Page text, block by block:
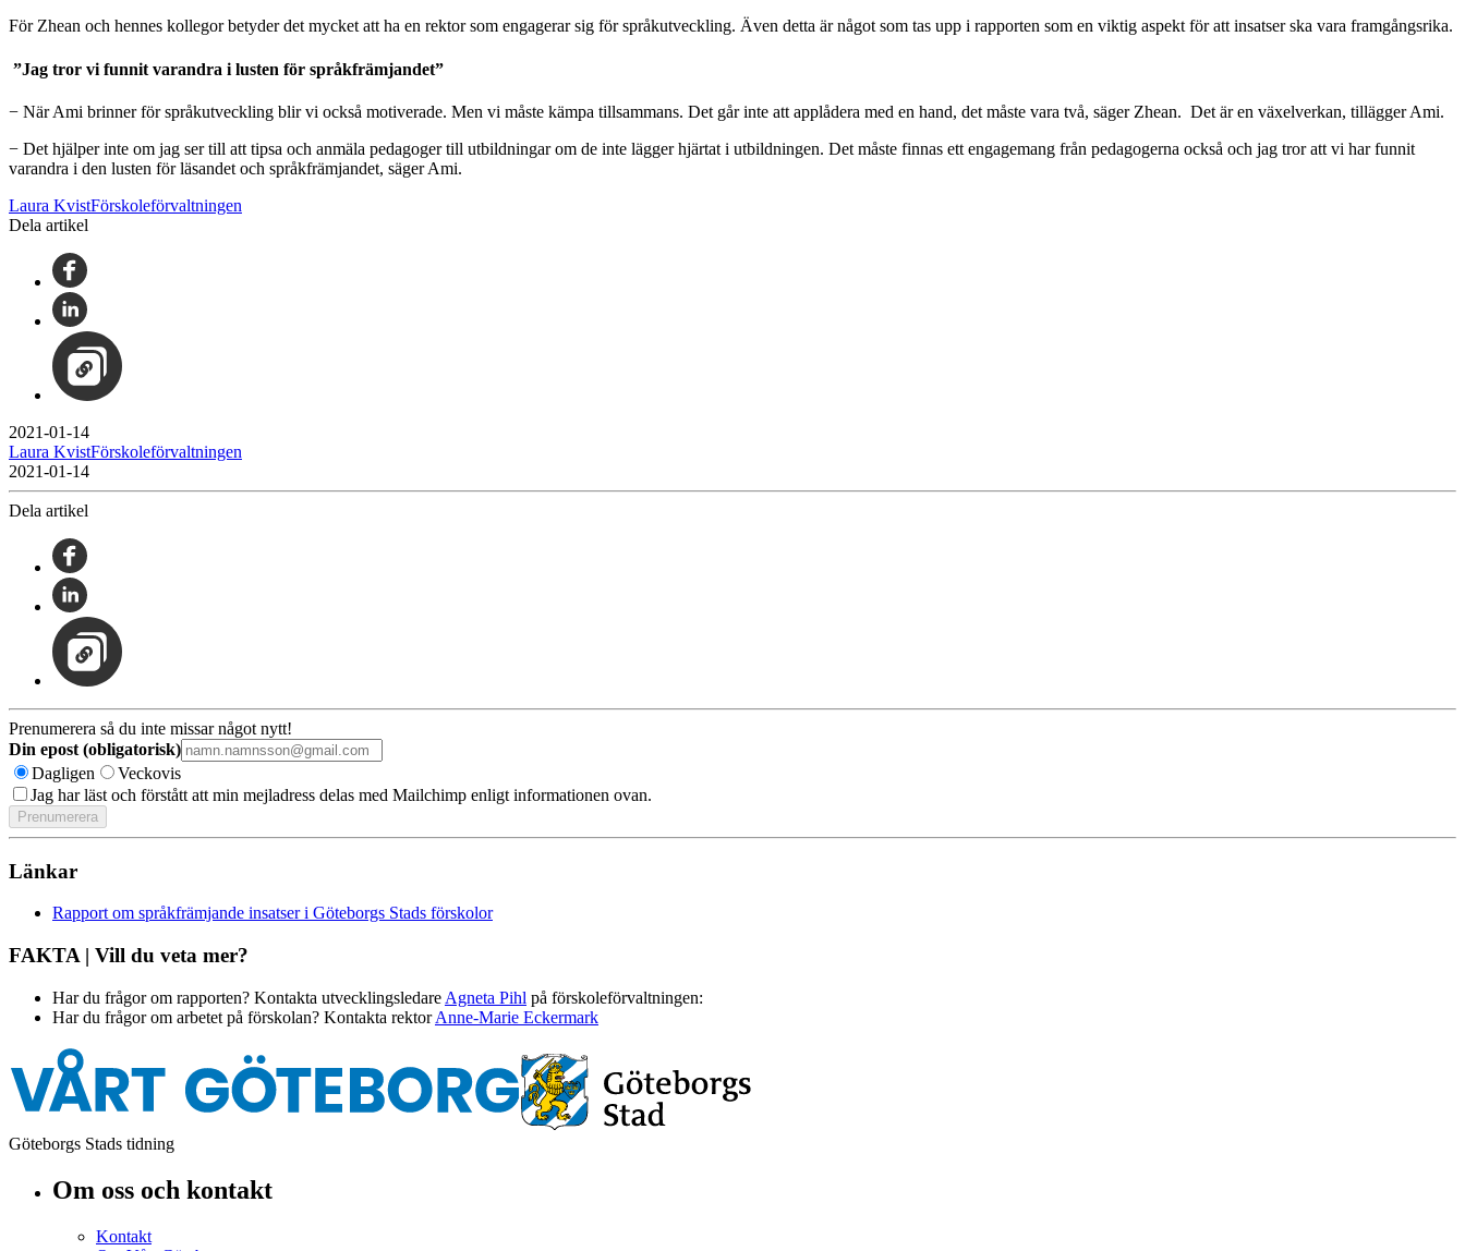
För Zhean och hennes kollegor betyder det mycket att ha en rektor som engagerar sig för språkutveckling. Även detta är något som tas upp i rapporten som en viktig aspekt för att insatser ska vara framgångsrika.
”Jag tror vi funnit varandra i lusten för språkfrämjandet”
− När Ami brinner för språkutveckling blir vi också motiverade. Men vi måste kämpa tillsammans. Det går inte att applådera med en hand, det måste vara två, säger Zhean. Det är en växelverkan, tillägger Ami.
− Det hjälper inte om jag ser till att tipsa och anmäla pedagoger till utbildningar om de inte lägger hjärtat i utbildningen. Det måste finnas ett engagemang från pedagogerna också och jag tror att vi har funnit
varandra i den lusten för läsandet och språkfrämjandet, säger Ami.
Laura KvistFörskoleförvaltningen
Dela artikel
2021-01-14
Laura KvistFörskoleförvaltningen
2021-01-14
Dela artikel
Prenumerera så du inte missar något nytt!
Din epost (obligatorisk)
Dagligen
Veckovis
Jag har läst och förstått att min mejladress delas med Mailchimp enligt informationen ovan.
Länkar
Rapport om språkfrämjande insatser i Göteborgs Stads förskolor
FAKTA | Vill du veta mer?
Har du frågor om rapporten? Kontakta utvecklingsledare Agneta Pihl på förskoleförvaltningen:
Har du frågor om arbetet på förskolan? Kontakta rektorAnne-Marie Eckermark
Göteborgs Stads tidning
Om oss och kontakt
Kontakt